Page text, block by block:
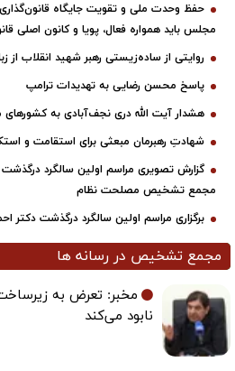
حفظ وحدت ملی و تقویت جایگاه
مجلس باید همواره فعال، پویا و کانون اصلی
روایتی از ساده‌زیستی رهبر شهید انقلاب از
پاسخ محسن رضایی به تهدیدات ترامپ
هشدار آیت الله دری نجف‌آبادی به کشورهای
شهادتِ رهبرمان مبعثی برای استقامت و
گزارش تصویری مراسم اولین سالگرد
مجمع تشخیص مصلحت نظام
برگزاری مراسم اولین سالگرد درگذشت دکتر
مجمع تشخیص در رسانه ها
مخبر: تعرض به
نابود می‌کند